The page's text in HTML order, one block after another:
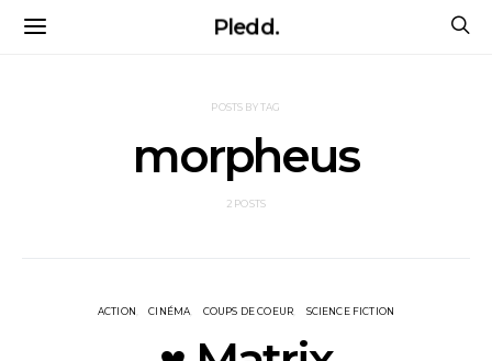
Pledd.
POSTS BY TAG
morpheus
2 POSTS
ACTION CINÉMA COUPS DE COEUR SCIENCE FICTION